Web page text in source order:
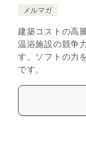
メルマガ
建築コストの高
温浴施設の競争
す。ソフトの力
です。